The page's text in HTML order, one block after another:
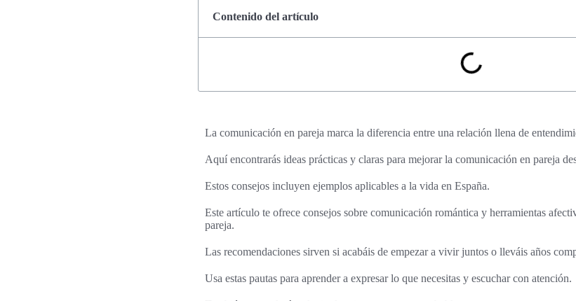
Contenido del artículo
La comunicación en pareja marca la diferencia entre una relación llena de
Aquí encontrarás ideas prácticas y claras para mejorar la comunicación en pareja
Estos consejos incluyen ejemplos aplicables a la vida en España.
Este artículo te ofrece consejos sobre comunicación romántica y herramientas
pareja.
Las recomendaciones sirven si acabáis de empezar a vivir juntos o lleváis años
Usa estas pautas para aprender a expresar lo que necesitas y escuchar con atención.